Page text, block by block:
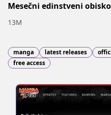
Mesečni edinstveni
13M
manga latest releases
free access